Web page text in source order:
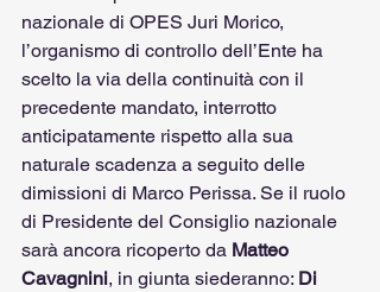
nazionale di OPES Juri Morico,
l’organismo di controllo dell’Ente ha
scelto la via della continuità con il
precedente mandato, interrotto
anticipatamente rispetto alla sua
naturale scadenza a seguito delle
dimissioni di Marco Perissa. Se il ruolo
di Presidente del Consiglio nazionale
sarà ancora ricoperto da Matteo
Cavagnini, in giunta siederanno: Di